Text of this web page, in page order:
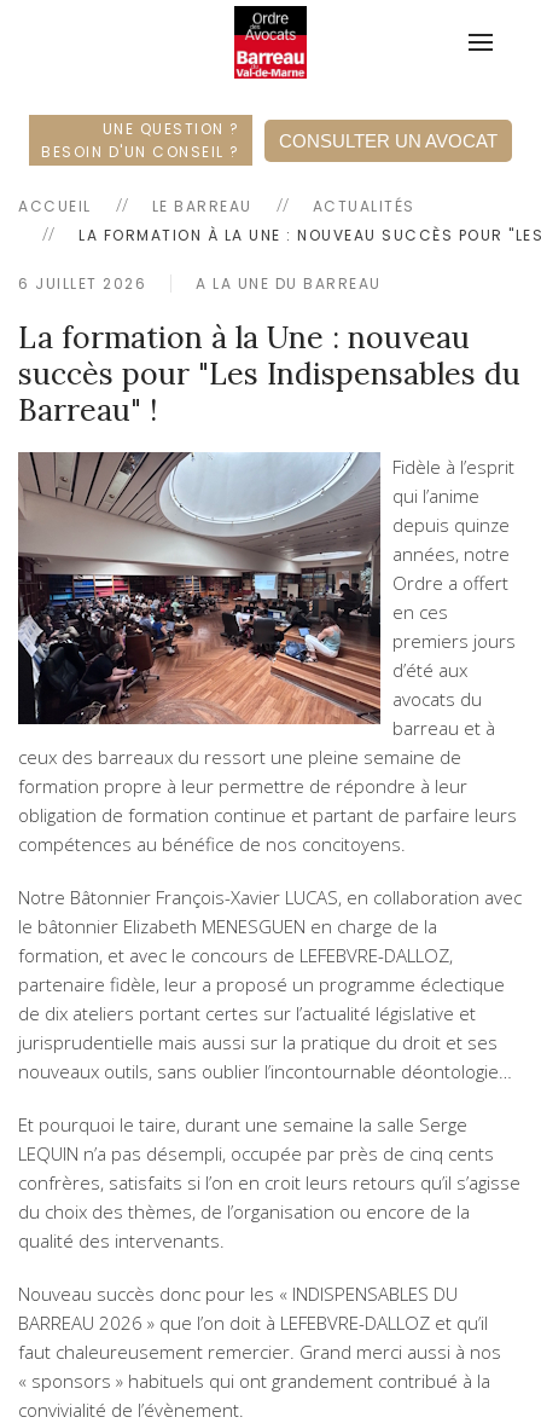
UNE QUESTION ?
BESOIN D'UN CONSEIL ?
CONSULTER UN AVOCAT
ACCUEIL LE BARREAU
ACTUALITÉS
LA FORMATION À LA UNE : NOUVEAU SUCCÈS POUR
6 JUILLET 2026 A LA UNE DU BARREAU
La formation à la Une : nouveau
succès pour "Les Indispensables du
Barreau" !
Fidèle à l’esprit
qui l’anime
depuis quinze
années, notre
Ordre a offert
en ces
premiers jours
d’été aux
avocats du
barreau et à
ceux des barreaux du ressort une pleine semaine de
formation propre à leur permettre de répondre à leur
obligation de formation continue et partant de parfaire leurs
compétences au bénéfice de nos concitoyens.
Notre Bâtonnier François-Xavier LUCAS, en collaboration avec
le bâtonnier Elizabeth MENESGUEN en charge de la
formation, et avec le concours de LEFEBVRE-DALLOZ,
partenaire fidèle, leur a proposé un programme éclectique
de dix ateliers portant certes sur l’actualité législative et
jurisprudentielle mais aussi sur la pratique du droit et ses
nouveaux outils, sans oublier l’incontournable déontologie…
Et pourquoi le taire, durant une semaine la salle Serge
LEQUIN n’a pas désempli, occupée par près de cinq cents
confrères, satisfaits si l’on en croit leurs retours qu’il s’agisse
du choix des thèmes, de l’organisation ou encore de la
qualité des intervenants.
Nouveau succès donc pour les « INDISPENSABLES DU
BARREAU 2026 » que l’on doit à LEFEBVRE-DALLOZ et qu’il
faut chaleureusement remercier. Grand merci aussi à nos
« sponsors » habituels qui ont grandement contribué à la
convivialité de l’évènement.